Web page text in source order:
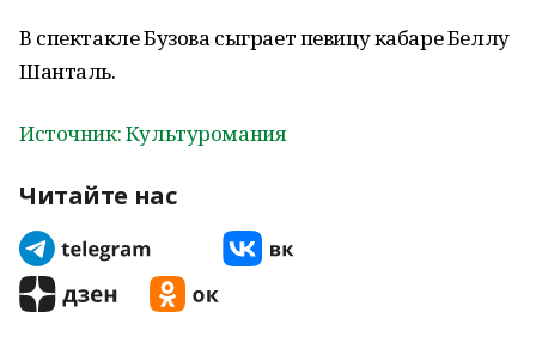
В спектакле Бузова сыграет певицу кабаре Беллу
Шанталь.
Источник: Культуромания
Читайте нас